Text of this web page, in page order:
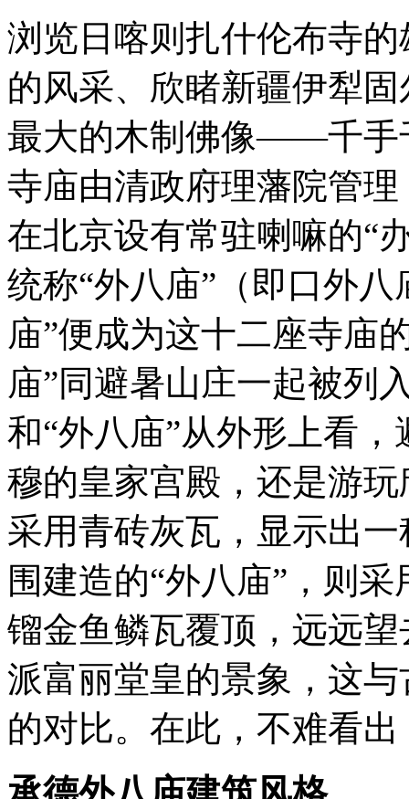
浏览日喀则扎什伦布寺
的风采、欣睹新疆伊犁
最大的木制佛像——千手
寺庙由清政府理藩院管
在北京设有常驻喇嘛的“
统称“外八庙”（即口外
庙”便成为这十二座寺庙
庙”同避暑山庄一起被列
和“外八庙”从外形上看
穆的皇家宫殿，还是游
采用青砖灰瓦，显示出
围建造的“外八庙”，则
镏金鱼鳞瓦覆顶，远远
派富丽堂皇的景象，这
的对比。在此，不难看